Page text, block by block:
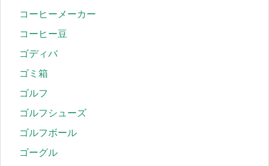
コーヒーメーカー
コーヒー豆
ゴディバ
ゴミ箱
ゴルフ
ゴルフシューズ
ゴルフボール
ゴーグル